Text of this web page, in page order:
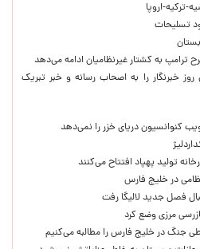
ترکیه-اروپا
تسلیحات
ترامپ به کشتار غیرنظامیان ادامه می‌دهد
خبرنگار را به اصحاب رسانه و خبر تبریک
کنوانسیون دریای خزر را نمی‌دهد
تولید پهپاد افتتاح می‌کنند
در خلیج فارس
فصل جدید لالیگا رفت
مرزی وضع کرد
جنگ در خلیج فارس را مطالبه‌ می‌کنیم